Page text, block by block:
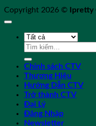
Copyright 2026 ©
Tìm
Chính sách CTV
Thương Hiệu
Hướng Dẫn CTV
Trở thành CTV
Đại Lý
Đăng Nhập
Newsletter